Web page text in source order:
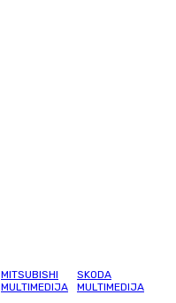
MITSUBISHI
MULTIMEDIJA
SKODA
MULTIMEDIJA